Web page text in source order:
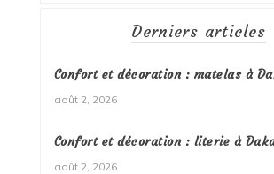
Derniers articles
Confort et décoration : matelas à
août 2, 2026
Confort et décoration : literie à
août 2, 2026